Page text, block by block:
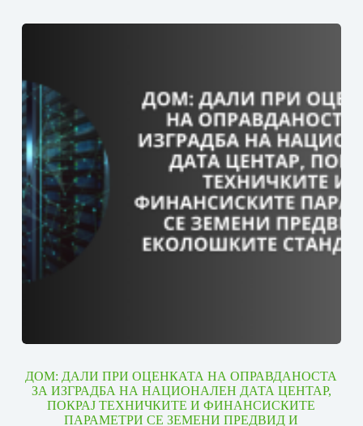
ДОМ: ДАЛИ ПРИ ОЦЕНКАТА НА ОПРАВДАНОСТА
ЗА ИЗГРАДБА НА НАЦИОНАЛЕН ДАТА ЦЕНТАР,
ПОКРАЈ ТЕХНИЧКИТЕ И ФИНАНСИСКИТЕ
ПАРАМЕТРИ СЕ ЗЕМЕНИ ПРЕДВИД И